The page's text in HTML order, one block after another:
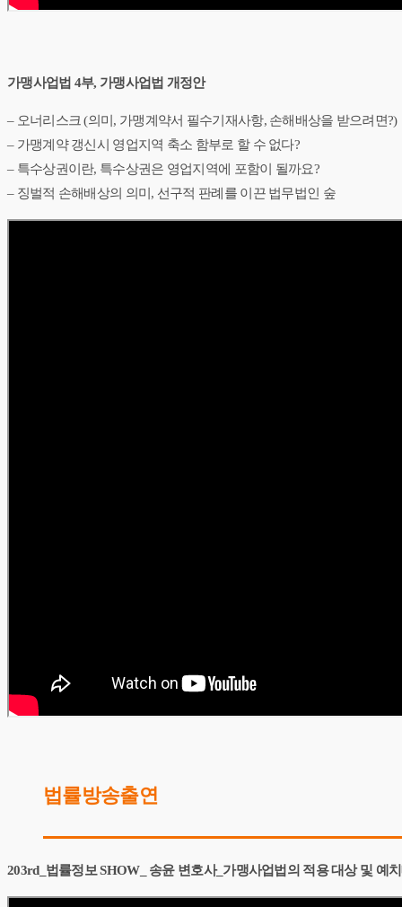
가맹사업법 4부, 가맹사업법 개정안
– 오너리스크 (의미, 가맹계약서 필수기재사항, 손해배상을 받으려면?)
– 가맹계약 갱신시 영업지역 축소 함부로 할 수 없다?
– 특수상권이란, 특수상권은 영업지역에 포함이 될까요?
– 징벌적 손해배상의 의미, 선구적 판례를 이끈 법무법인 숲
법률방송출연
203rd_법률정보 SHOW_ 송윤 변호사_가맹사업법의 적용 대상 및 예